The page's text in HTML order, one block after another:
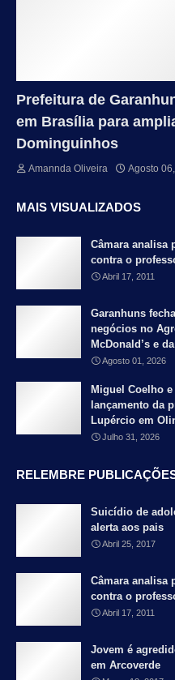
Prefeitura de
em Brasília para
Dominguinhos
Amannda Oliveira Agosto
MAIS VISUALIZADOS
Câmara analisa
contra o
Abril 17, 2011
Garanhuns
negócios no
McDonald’s e
Agosto 01, 2026
Miguel Coelho
lançamento da
Lupércio em
Julho 31, 2026
RELEMBRE
Suicídio de
alerta aos pais
Abril 25, 2017
Câmara analisa
contra o
Abril 17, 2011
Jovem é
em Arcoverde